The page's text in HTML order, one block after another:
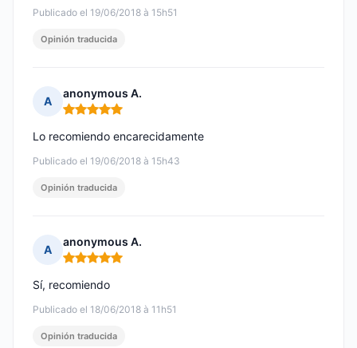
Publicado el 19/06/2018 à 15h51
Opinión traducida
A
anonymous A.
Nota: 5 de 5
Publicado el 19/06/2018 à 15h43
Lo recomiendo encarecidamente
Opinión traducida
A
anonymous A.
Nota: 5 de 5
Publicado el 18/06/2018 à 11h51
Sí, recomiendo
Opinión traducida